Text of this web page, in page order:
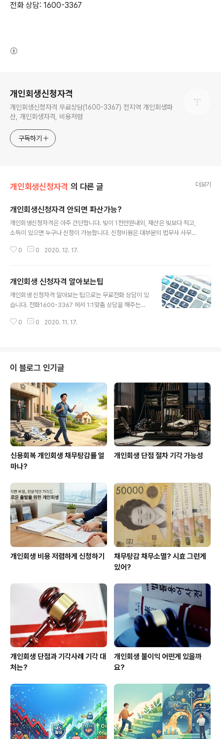
전화 상담: 1600-3367
개인회생신청자격
개인회생신청자격 무료상담(1600-3367) 전지역 개인회생파
산, 개인회생자격, 비용저렴
구독하기
개인회생신청자격 의 다른 글 더보기
개인회생신청자격 안되면 파산가능?
개인회생신청자격은 아주 간단합니다. 빚이 1천만원내외, 재산은 빚보다 적고,
소득이 있으면 누구나 신청이 가능합니다. 신청비용은 대부분의 법무사 사무소
명령이 나면 원리금 상환을 중단하고 신청비용을 납부하면 되기 때문입니다. 개
이 가능한 나이나 건강상태라면 알바라도 구해서 회생을 신청해야 한다고 파산
면책을 받아 주지 않습니다. 파산으로 면책을 받으려면 장기연체에 신용불량상
태, 압류당함, 경제활동이 없어 생계곤란 사유가 있어야 하는게 최소 조건입니
0 0 2020. 12. 17.
개인회생 신청자격 알아보는팁
개인회생 신청자격 알아보는 팁으로는 무료전화 상담이 있
습니다. 전화1600-3367 에서 1:1맞춤 상담을 해주는데
는지 알 수 있습니다. 자격이 되면 얼마나 탕감이 되는지 월
다. - 위 2가지 조건이면 대부분 개인회생 신청자격이 됩니
다. 2. 개인회생 신청자격 보다 중요한 나는 탕감은 얼마
나? - 빚탕감은 신청인마다 다르며 다른 이유는 개인의 소
득, 재산, 부양가족, 추가생계비, 결혼유무, 채무사유에 따
라 각기 다르게 적용되기 때문입니다. 또한 어떻게 변제계
획안을 잘 작성하고 보..
0 0 2020. 11. 17.
이 블로그 인기글
신용회복 개인회생 채무탕감률 얼
마나?
개인회생 단점 절차 기각 가능성
개인회생 비용 저렴하게 신청하기
채무탕감 채무소멸? 시효 그런게
있어?
개인회생 단점과 기각사례 기각 대
처는?
개인회생 불이익 어떤게 있을까
요?